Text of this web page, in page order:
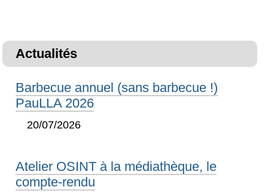
Actualités
Barbecue annuel (sans barbecue !)
PauLLA 2026
20/07/2026
Atelier OSINT à la médiathèque, le
compte-rendu